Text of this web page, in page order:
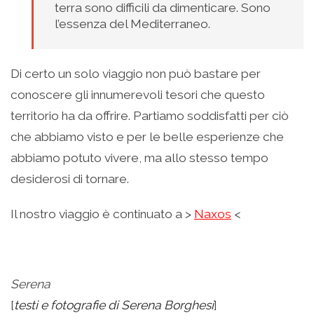
terra sono difficili da dimenticare. Sono
l’essenza del Mediterraneo.
Di certo un solo viaggio non può bastare per
conoscere gli innumerevoli tesori che questo
territorio ha da offrire. Partiamo soddisfatti per ciò
che abbiamo visto e per le belle esperienze che
abbiamo potuto vivere, ma allo stesso tempo
desiderosi di tornare.
Il nostro viaggio è continuato a > Naxos <
Serena
[testi e fotografie di Serena Borghesi]